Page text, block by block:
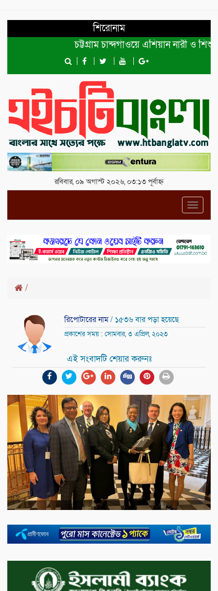
শিরোনাম
চট্টগ্রাম চান্দগাঁওয়ে এশিয়ান নারী ও
রবিবার, ০৯ অগাস্ট ২০২৬, ০৩:১৩ পূর্বাহ্ন
/
রিপোটারের নাম/ ১৫৩৬ বার পড়া হয়েছে
প্রকাশের সময় : সোমবার, ৩ এপ্রিল, ২০২৩
এই সংবাদটি শেয়ার করুনঃ